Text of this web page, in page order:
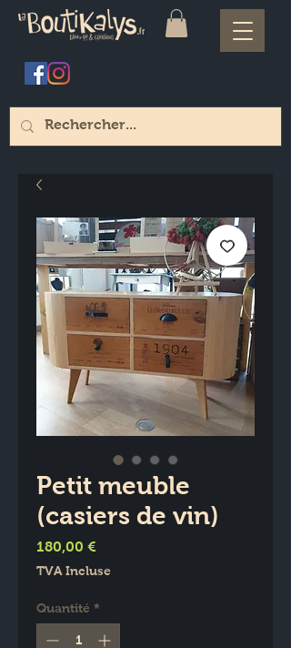
Petit meuble
(casiers de vin)
180,00 €
TVA Incluse
Quantité *